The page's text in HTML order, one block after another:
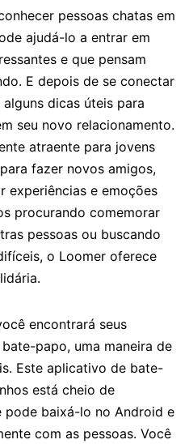
pessoas chatas em
ajudá-lo a entrar em
e que pensam
E depois de se conectar
dicas úteis para
seu novo relacionamento.
atraente para jovens
fazer novos amigos,
experiências e emoções
procurando comemorar
pessoas ou buscando
o Loomer oferece
encontrará seus
papo, uma maneira de
Este aplicativo de bate-
está cheio de
pode baixá-lo no Android e
com as pessoas. Você